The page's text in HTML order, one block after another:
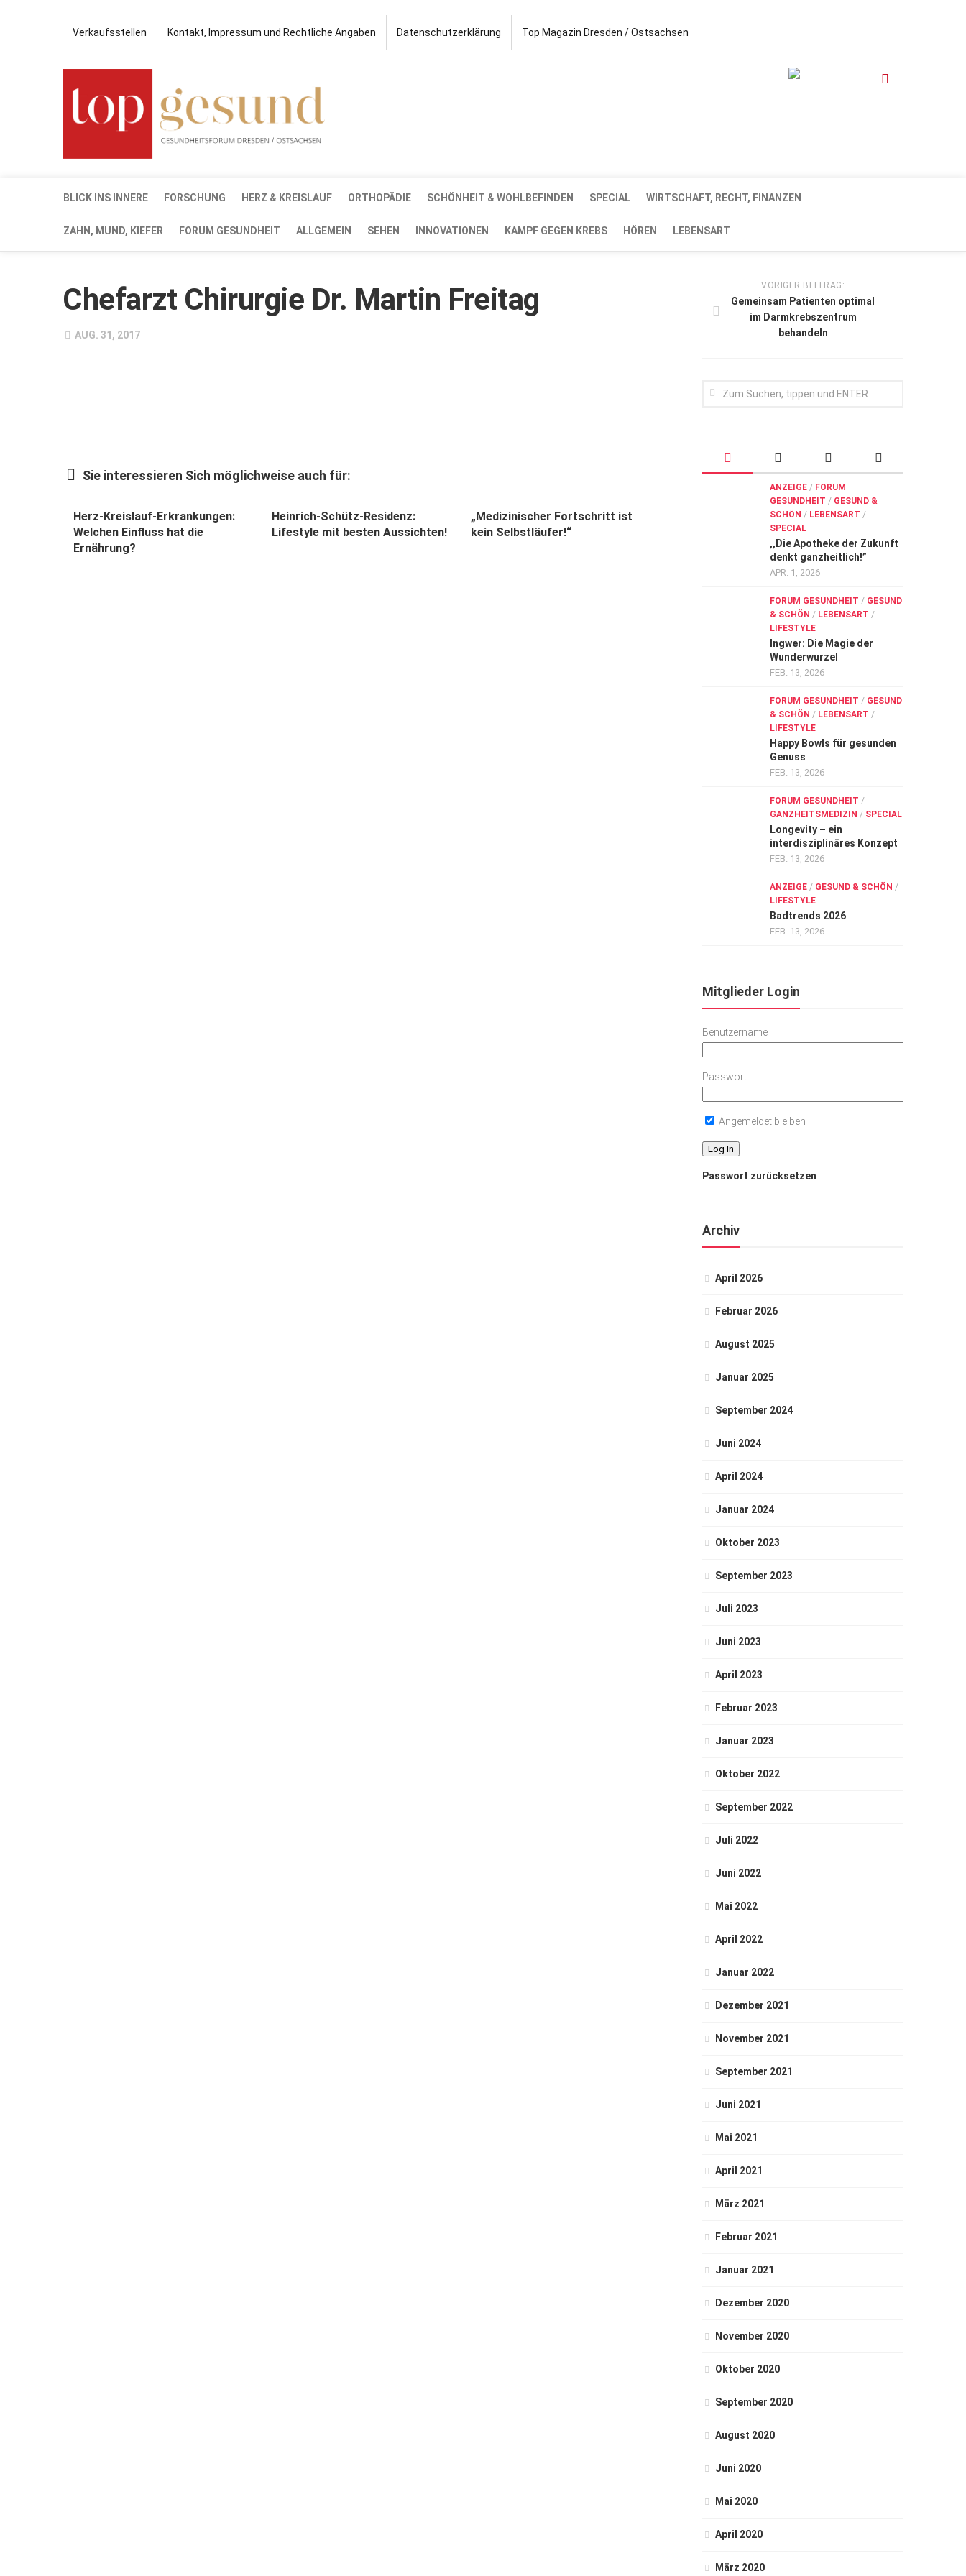
Verkaufsstellen Kontakt, Impressum und Rechtliche Angaben Datenschutzerklärung Top Magazin Dresden / Ostsachsen
BLICK INS INNERE FORSCHUNG HERZ & KREISLAUF ORTHOPÄDIE SCHÖNHEIT & WOHLBEFINDEN SPECIAL WIRTSCHAFT, RECHT, FINANZEN
ZAHN, MUND, KIEFER FORUM GESUNDHEIT ALLGEMEIN SEHEN INNOVATIONEN KAMPF GEGEN KREBS HÖREN LEBENSART
Chefarzt Chirurgie Dr. Martin Freitag
AUG. 31, 2017
Sie interessieren Sich möglichweise auch für:
Herz-Kreislauf-Erkrankungen:
Welchen Einfluss hat die
Ernährung?
Heinrich-Schütz-Residenz:
Lifestyle mit besten Aussichten!
„Medizinischer Fortschritt ist
kein Selbstläufer!“
VORIGER BEITRAG:
Gemeinsam Patienten optimal
im Darmkrebszentrum
behandeln
ANZEIGE / FORUM
GESUNDHEIT / GESUND &
SCHÖN / LEBENSART /
SPECIAL
,,Die Apotheke der Zukunft
denkt ganzheitlich!”
APR. 1, 2026
FORUM GESUNDHEIT / GESUND
& SCHÖN / LEBENSART /
LIFESTYLE
Ingwer: Die Magie der
Wunderwurzel
FEB. 13, 2026
FORUM GESUNDHEIT / GESUND
& SCHÖN / LEBENSART /
LIFESTYLE
Happy Bowls für gesunden
Genuss
FEB. 13, 2026
FORUM GESUNDHEIT /
GANZHEITSMEDIZIN / SPECIAL
Longevity – ein
interdisziplinäres Konzept
FEB. 13, 2026
ANZEIGE / GESUND & SCHÖN /
LIFESTYLE
Badtrends 2026
FEB. 13, 2026
Mitglieder Login
Benutzername
Passwort
Angemeldet bleiben
Passwort zurücksetzen
Archiv
April 2026
Februar 2026
August 2025
Januar 2025
September 2024
Juni 2024
April 2024
Januar 2024
Oktober 2023
September 2023
Juli 2023
Juni 2023
April 2023
Februar 2023
Januar 2023
Oktober 2022
September 2022
Juli 2022
Juni 2022
Mai 2022
April 2022
Januar 2022
Dezember 2021
November 2021
September 2021
Juni 2021
Mai 2021
April 2021
März 2021
Februar 2021
Januar 2021
Dezember 2020
November 2020
Oktober 2020
September 2020
August 2020
Juni 2020
Mai 2020
April 2020
März 2020